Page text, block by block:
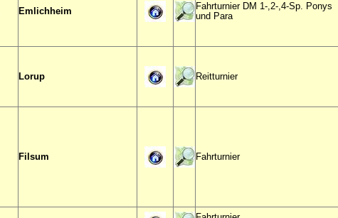
Emlichheim
Fahrturnier DM 1-,2-,4-Sp. Ponys
und Para
Lorup Reitturnier
Filsum Fahrturnier